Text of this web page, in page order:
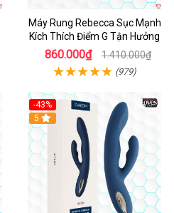
Máy Rung Rebecca Sục Mạnh
Kích Thích Điểm G Tận Hưởng
860.000₫ 1.410.000₫
(979)
-43%
Hot
5